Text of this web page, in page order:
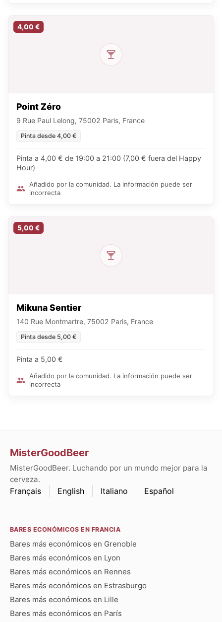
4,00 €
Point Zéro
9 Rue Paul Lelong, 75002 Paris, France
Pinta desde 4,00 €
Pinta a 4,00 € de 19:00 a 21:00 (7,00 € fuera del Happy
Hour)
Añadido por la comunidad. La información puede ser
incorrecta
5,00 €
Mikuna Sentier
140 Rue Montmartre, 75002 Paris, France
Pinta desde 5,00 €
Pinta a 5,00 €
Añadido por la comunidad. La información puede ser
incorrecta
MisterGoodBeer
MisterGoodBeer. Luchando por un mundo mejor para la
cerveza.
Français English Italiano Español
BARES ECONÓMICOS EN FRANCIA
Bares más económicos en Grenoble
Bares más económicos en Lyon
Bares más económicos en Rennes
Bares más económicos en Estrasburgo
Bares más económicos en Lille
Bares más económicos en París